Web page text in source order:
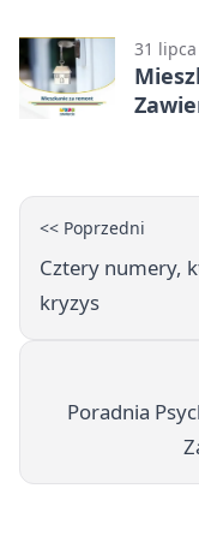
31
<< Poprzedni
Cztery numery,
kryzys
Poradnia